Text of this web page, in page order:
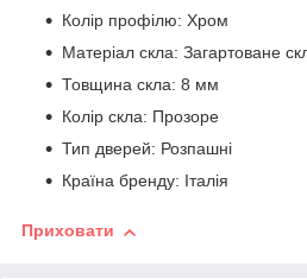
Колір профілю: Хром
Матеріал скла: Загартоване
Товщина скла: 8 мм
Колір скла: Прозоре
Тип дверей: Розпашні
Країна бренду: Італія
Приховати